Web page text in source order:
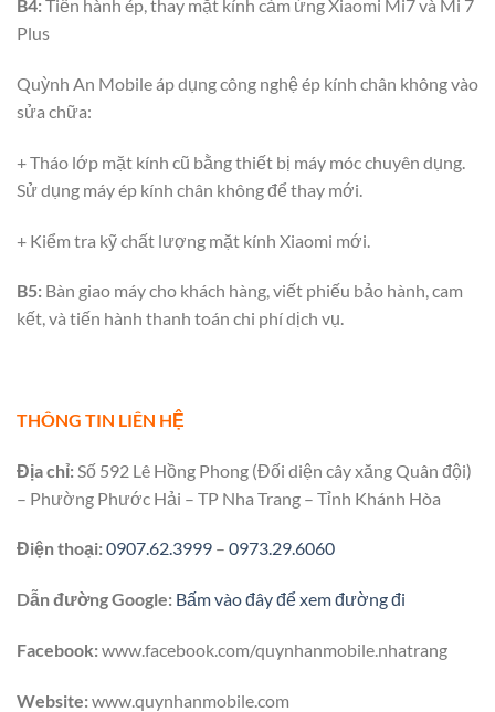
B4:Tiến hành ép, thay mặt kính cảm ứng Xiaomi Mi7 và Mi 7
Plus
Quỳnh An Mobile áp dụng công nghệ ép kính chân không vào
sửa chữa:
+ Tháo lớp mặt kính cũ bằng thiết bị máy móc chuyên dụng.
Sử dụng máy ép kính chân không để thay mới.
+ Kiểm tra kỹ chất lượng mặt kính Xiaomi mới.
B5: Bàn giao máy cho khách hàng, viết phiếu bảo hành, cam
kết, và tiến hành thanh toán chi phí dịch vụ.
THÔNG TIN LIÊN HỆ
Địa chỉ: Số 592 Lê Hồng Phong (Đối diện cây xăng Quân đội)
– Phường Phước Hải – TP Nha Trang – Tỉnh Khánh Hòa
Điện thoại:0907.62.3999 – 0973.29.6060
Dẫn đường Google: Bấm vào đây để xem đường đi
Facebook:www.facebook.com/quynhanmobile.nhatrang
Website:www.quynhanmobile.com